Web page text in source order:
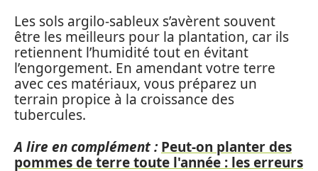
Les sols argilo-sableux s’avèrent souvent
être les meilleurs pour la plantation, car ils
retiennent l’humidité tout en évitant
l’engorgement. En amendant votre terre
avec ces matériaux, vous préparez un
terrain propice à la croissance des
tubercules.
A lire en complément : Peut-on planter des
pommes de terre toute l'année : les erreurs